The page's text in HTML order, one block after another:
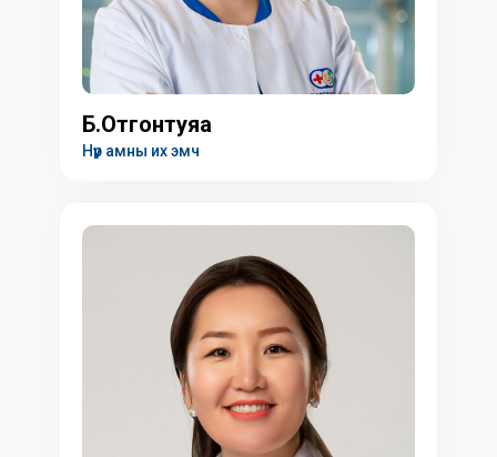
Б.Отгонтуяа
Нүүр амны их эмч